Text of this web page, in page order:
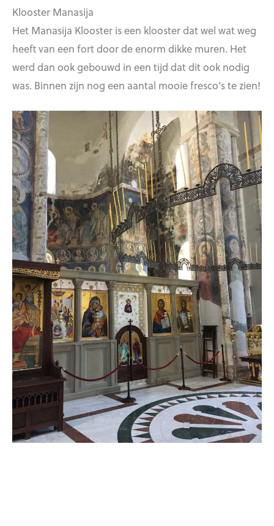
Klooster Manasija
Het Manasija Klooster is een klooster dat wel wat weg
heeft van een fort door de enorm dikke muren. Het
werd dan ook gebouwd in een tijd dat dit ook nodig
was. Binnen zijn nog een aantal mooie fresco’s te zien!